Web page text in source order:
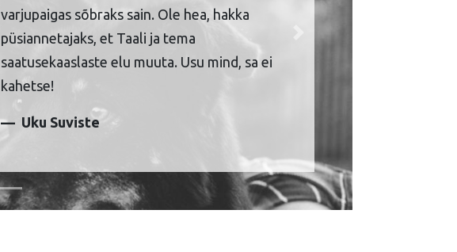
varjupaigas sõbraks sain. Ole hea, hakka
püsiannetajaks, et Taali ja tema
saatusekaaslaste elu muuta. Usu mind, sa ei
kahetse!
Uku Suviste
Next